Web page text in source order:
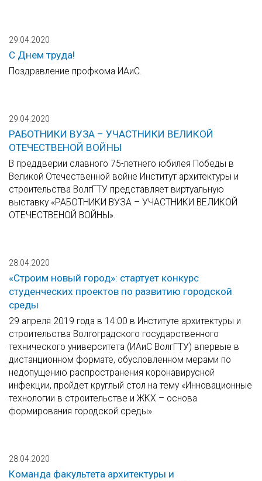
29.04.2020
С Днем труда!
Поздравление профкома ИАиС.
29.04.2020
РАБОТНИКИ ВУЗА – УЧАСТНИКИ ВЕЛИКОЙ
ОТЕЧЕСТВЕНОЙ ВОЙНЫ
В преддверии славного 75-летнего юбилея Победы в
Великой Отечественной войне Институт архитектуры и
строительства ВолгГТУ представляет виртуальную
выставку «РАБОТНИКИ ВУЗА – УЧАСТНИКИ ВЕЛИКОЙ
ОТЕЧЕСТВЕНОЙ ВОЙНЫ».
28.04.2020
«Строим новый город»: стартует конкурс
студенческих проектов по развитию городской
среды
29 апреля 2019 года в 14:00 в Институте архитектуры и
строительства Волгоградского государственного
технического университета (ИАиС ВолгГТУ) впервые в
дистанционном формате, обусловленном мерами по
недопущению распространения коронавирусной
инфекции, пройдет круглый стол на тему «Инновационные
технологии в строительстве и ЖКХ – основа
формирования городской среды».
28.04.2020
Команда факультета архитектуры и